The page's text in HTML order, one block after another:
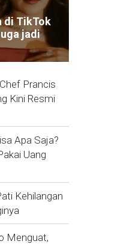
di TikTok
jadi
Prancis
Kini Resmi
Apa Saja?
Uang
Kehilangan
Menguat,